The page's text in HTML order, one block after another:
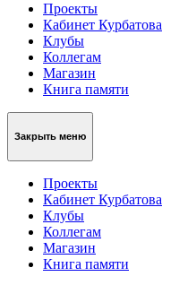
Проекты
Кабинет Курбатова
Клубы
Коллегам
Магазин
Книга памяти
Закрыть меню
Проекты
Кабинет Курбатова
Клубы
Коллегам
Магазин
Книга памяти